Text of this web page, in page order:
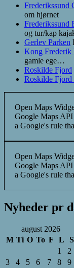
Frederikssund
om hjørnet
Frederikssund
og tur/kap
Gerlev Parken
Kong Frederik
gamle ege…
Roskilde Fjord
Roskilde Fjord
Open Maps
Google Maps
a Google's rule
Open Maps
Google Maps
a Google's rule
Nyheder pr
august 2026
M Ti O To F L
S
1
2
3
4 5 6 7 8
9